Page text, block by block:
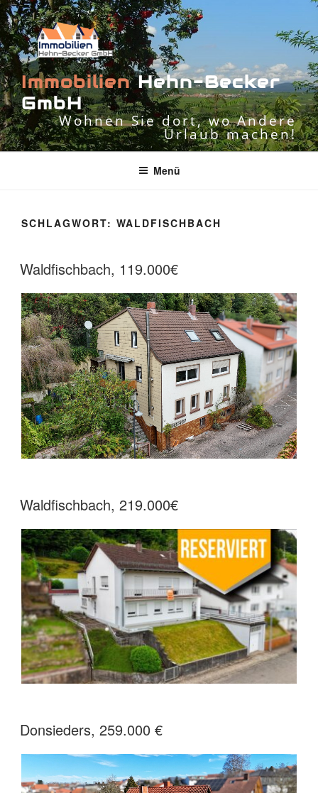
Zum
Inhalt
springen
Immobilien Hehn-Becker
GmbH
Wohnen Sie dort, wo Andere
Urlaub machen!
Menü
SCHLAGWORT: WALDFISCHBACH
Waldfischbach, 119.000€
Waldfischbach, 219.000€
Donsieders, 259.000 €